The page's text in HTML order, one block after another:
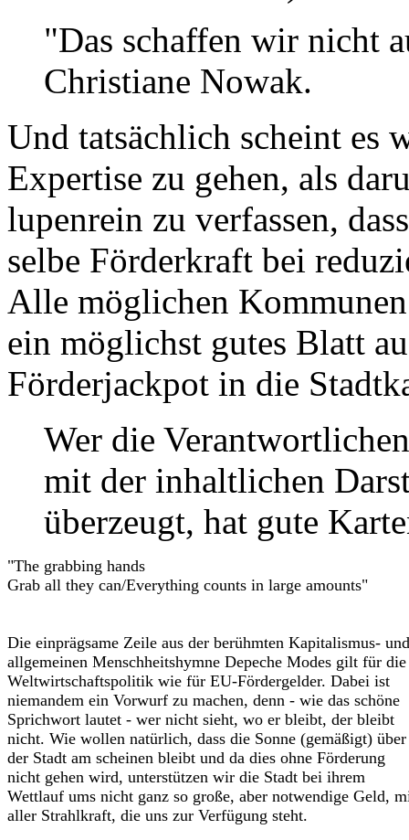
"Das schaffen wir nicht
Christiane Nowak.
Und tatsächlich scheint es
Expertise zu gehen, als
lupenrein zu verfassen,
selbe Förderkraft bei
Alle möglichen
ein möglichst gutes Blatt
Förderjackpot in die
Wer die
mit der inhaltlichen
überzeugt, hat gute
"The grabbing hands
Grab all they can/Everything counts in large amounts"
Die einprägsame Zeile aus der berühmten Kapitalismus- und
allgemeinen Menschheitshymne Depeche Modes gilt für die
Weltwirtschaftspolitik wie für EU-Fördergelder. Dabei ist
niemandem ein Vorwurf zu machen, denn - wie das schöne
Sprichwort lautet - wer nicht sieht, wo er bleibt, der bleibt
nicht. Wie wollen natürlich, dass die Sonne (gemäßigt) über
der Stadt am scheinen bleibt und da dies ohne Förderung
nicht gehen wird, unterstützen wir die Stadt bei ihrem
Wettlauf ums nicht ganz so große, aber notwendige Geld,
aller Strahlkraft, die uns zur Verfügung steht.